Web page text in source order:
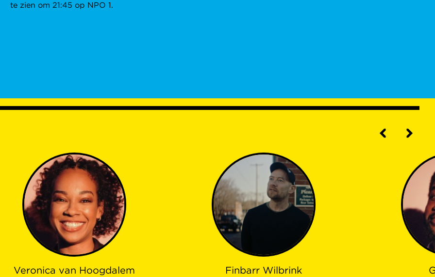
te zien om 21:45 op NPO 1.
Veronica van Hoogdalem Finbarr Wilbrink